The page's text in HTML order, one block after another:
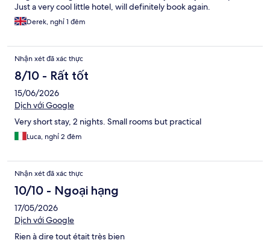
Just a very cool little hotel, will definitely book again.
Derek, nghỉ 1 đêm
Nhận xét đã xác thực
8/10 - Rất tốt
15/06/2026
Dịch với Google
Very short stay, 2 nights. Small rooms but practical
Luca, nghỉ 2 đêm
Nhận xét đã xác thực
10/10 - Ngoại hạng
17/05/2026
Dịch với Google
Rien à dire tout était très bien